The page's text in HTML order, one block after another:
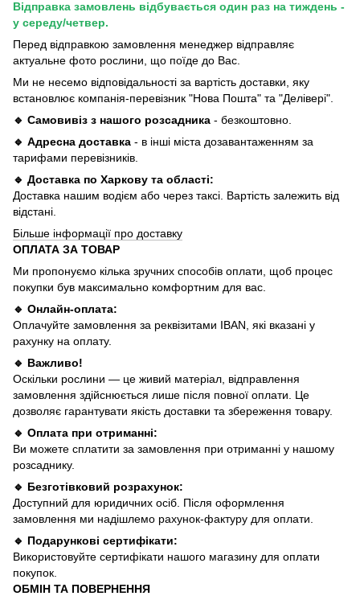
Відправка замовлень відбувається один раз на тиждень -
у середу/четвер.
Перед відправкою замовлення менеджер відправляє
актуальне фото рослини, що поїде до Вас.
Ми не несемо відповідальності за вартість доставки, яку
встановлює компанія-перевізник "Нова Пошта" та "Делівері".
🔹 Самовивіз з нашого розсадника - безкоштовно.
🔹 Адресна доставка - в інші міста дозавантаженням за
тарифами перевізників.
🔹 Доставка по Харкову та області:
Доставка нашим водієм або через таксі. Вартість залежить від
відстані.
Більше інформації про доставку
ОПЛАТА ЗА ТОВАР
Ми пропонуємо кілька зручних способів оплати, щоб процес
покупки був максимально комфортним для вас.
🔹 Онлайн-оплата:
Оплачуйте замовлення за реквізитами IBAN, які вказані у
рахунку на оплату.
🔹 Важливо!
Оскільки рослини — це живий матеріал, відправлення
замовлення здійснюється лише після повної оплати. Це
дозволяє гарантувати якість доставки та збереження товару.
🔹 Оплата при отриманні:
Ви можете сплатити за замовлення при отриманні у нашому
розсаднику.
🔹 Безготівковий розрахунок:
Доступний для юридичних осіб. Після оформлення
замовлення ми надішлемо рахунок-фактуру для оплати.
🔹 Подарункові сертифікати:
Використовуйте сертифікати нашого магазину для оплати
покупок.
ОБМІН ТА ПОВЕРНЕННЯ